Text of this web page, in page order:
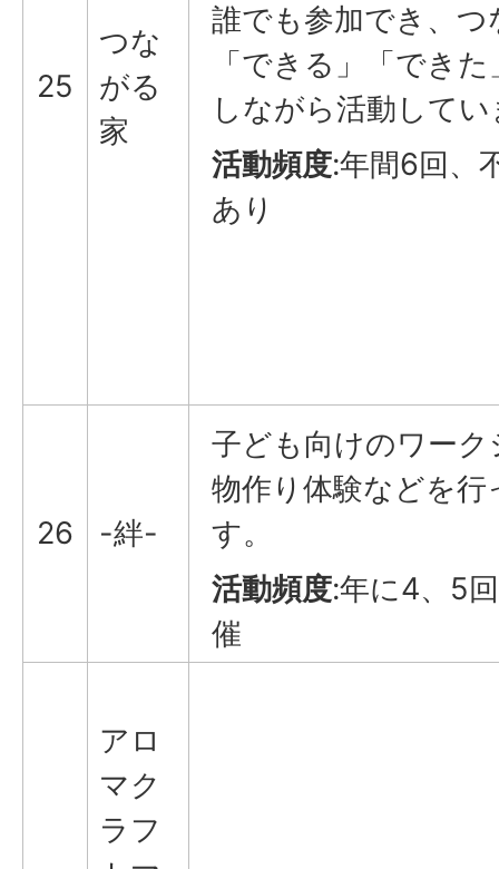
25
つな
がる
家
誰でも参加でき、つ
「できる」「でき
しながら活動して
活動頻度:年間6回、
あり
26 -絆-
子ども向けのワー
物作り体験などを行
す。
活動頻度:年に4、5
催
アロ
マク
ラフ